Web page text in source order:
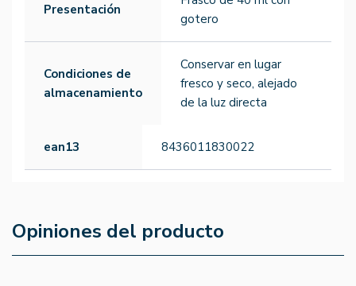
Presentación
gotero
Condiciones de
almacenamiento
Conservar en lugar
fresco y seco, alejado
de la luz directa
ean13 8436011830022
Opiniones del producto